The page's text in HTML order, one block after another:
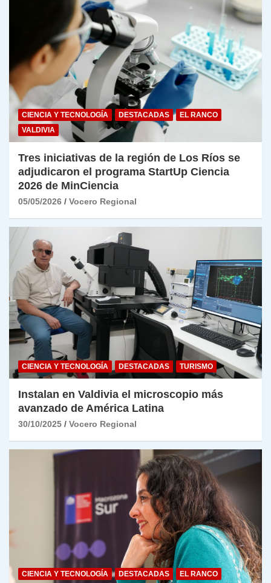
CIENCIA Y TECNOLOGÍA DESTACADAS
EL RANCO
VALDIVIA
Tres iniciativas de la región de Los Ríos se
adjudicaron el programa StartUp Ciencia
2026 de MinCiencia
05/05/2026 Vocero Regional
CIENCIA Y TECNOLOGÍA DESTACADAS TURISMO
Instalan en Valdivia el microscopio más
avanzado de América Latina
30/10/2025 Vocero Regional
CIENCIA Y TECNOLOGÍA DESTACADAS EL RANCO